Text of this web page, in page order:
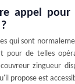
appel
qui sont
pour de telles
zingueur
propose est